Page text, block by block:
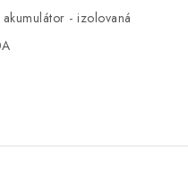
a platba
- izolovaná